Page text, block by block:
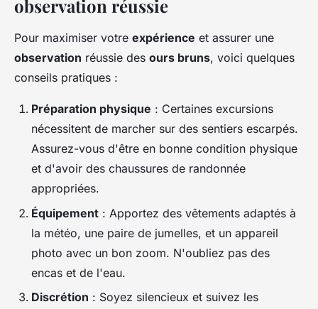
observation réussie
Pour maximiser votre expérience et assurer une
observation réussie des ours bruns, voici quelques
conseils pratiques :
Préparation physique : Certaines excursions
nécessitent de marcher sur des sentiers escarpés.
Assurez-vous d'être en bonne condition physique
et d'avoir des chaussures de randonnée
appropriées.
Équipement : Apportez des vêtements adaptés à
la météo, une paire de jumelles, et un appareil
photo avec un bon zoom. N'oubliez pas des
encas et de l'eau.
Discrétion : Soyez silencieux et suivez les